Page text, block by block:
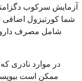
آزمایش سرکوب
شما کورتیزول اضافی
شامل مصرف دارو
در موارد نادری
ممکن است بیوپسی